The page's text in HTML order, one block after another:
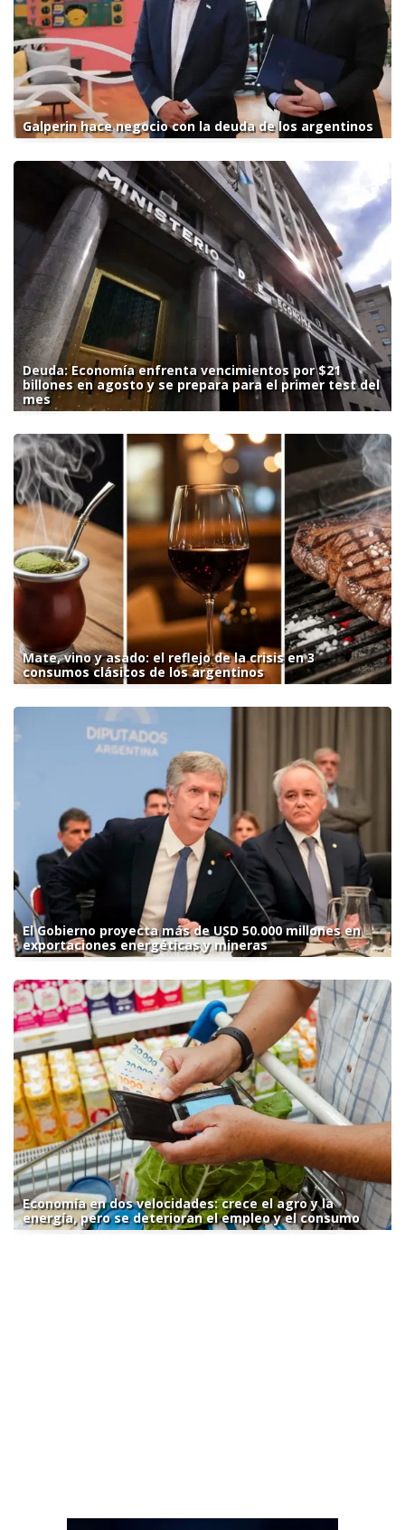
Galperin hace negocio con la deuda de los argentinos
Deuda: Economía enfrenta vencimientos por $21
billones en agosto y se prepara para el primer test del
mes
Mate, vino y asado: el reflejo de la crisis en 3
consumos clásicos de los argentinos
El Gobierno proyecta más de USD 50.000 millones en
exportaciones energéticas y mineras
Economía en dos velocidades: crece el agro y la
energía, pero se deterioran el empleo y el consumo